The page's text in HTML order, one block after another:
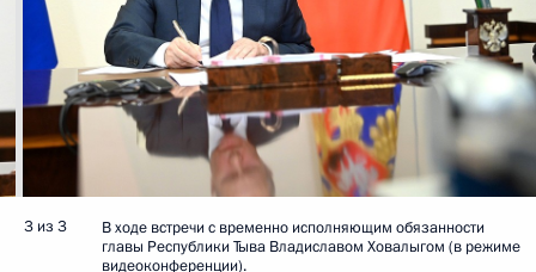
3 из 3
В ходе встречи с временно исполняющим обязанности
главы Республики Тыва Владиславом Ховалыгом (в режиме
видеоконференции).